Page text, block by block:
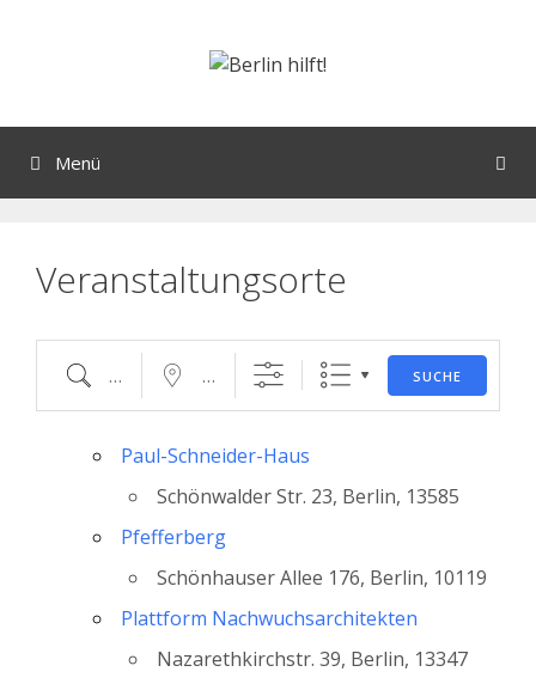
Menü
Veranstaltungsorte
SUCHE
Paul-Schneider-Haus
Schönwalder Str. 23, Berlin, 13585
Pfefferberg
Schönhauser Allee 176, Berlin, 10119
Plattform Nachwuchsarchitekten
Nazarethkirchstr. 39, Berlin, 13347